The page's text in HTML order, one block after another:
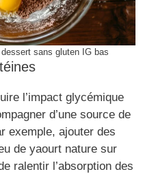
dessert sans gluten IG bas
l’impact glycémique
d’une source de
exemple, ajouter des
de yaourt nature sur
ralentir l’absorption des